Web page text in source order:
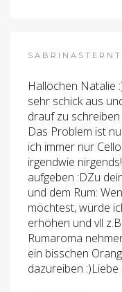
Hallöchen Natalie
sehr schick aus
drauf zu
Das Problem ist
ich immer nur
irgendwie
aufgeben :DZu
und dem Rum:
möchtest, würde
erhöhen und vll
Rumaroma
ein bisschen
dazureiben